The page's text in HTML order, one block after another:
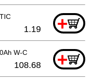
+
1.19
W-C +
108.68